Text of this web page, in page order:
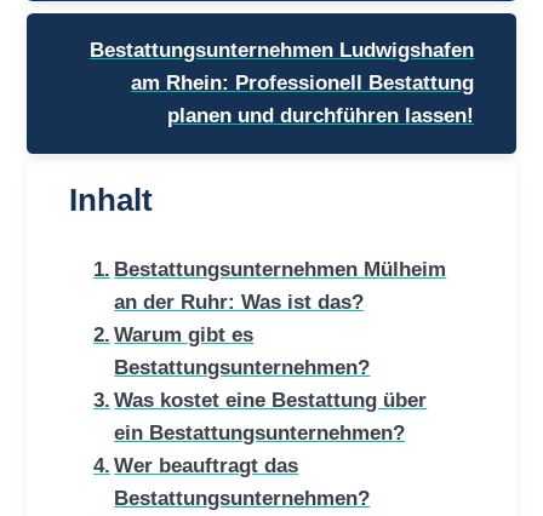
Bestattungsunternehmen Ludwigshafen
am Rhein: Professionell Bestattung
planen und durchführen lassen!
Inhalt
Bestattungsunternehmen Mülheim
an der Ruhr: Was ist das?
Warum gibt es
Bestattungsunternehmen?
Was kostet eine Bestattung über
ein Bestattungsunternehmen?
Wer beauftragt das
Bestattungsunternehmen?